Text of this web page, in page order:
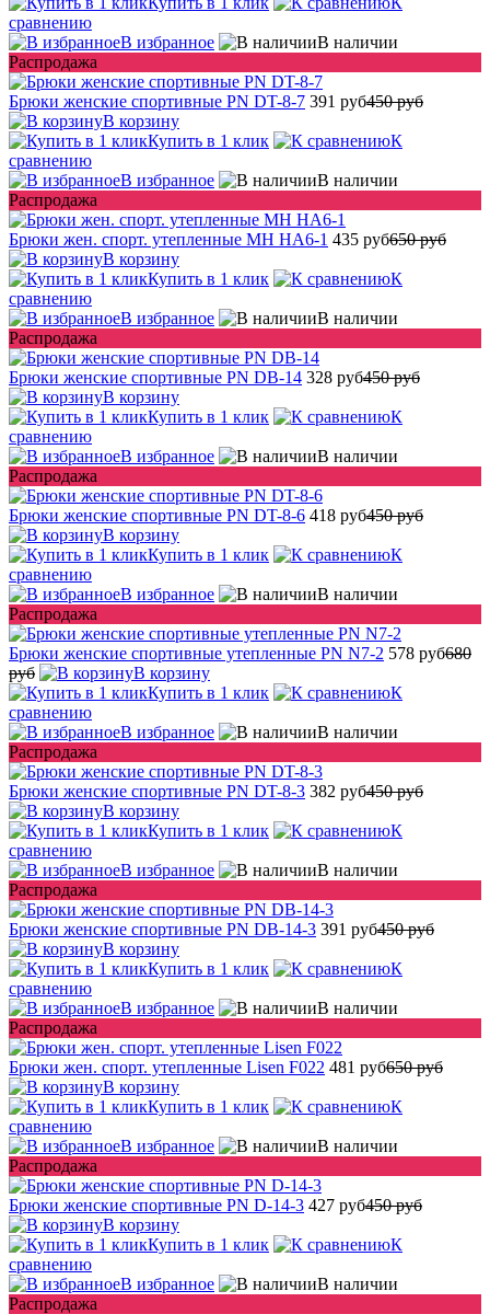
сравнению
В избранное
В наличии
Распродажа
Брюки женские спортивные PN DT-8-7 391 руб450 руб
В корзину
Купить в 1 клик
К
сравнению
В избранное
В наличии
Распродажа
Брюки жен. спорт. утепленные MH HA6-1 435 руб650 руб
В корзину
Купить в 1 клик
К
сравнению
В избранное
В наличии
Распродажа
Брюки женские спортивные PN DB-14 328 руб450 руб
В корзину
Купить в 1 клик
К
сравнению
В избранное
В наличии
Распродажа
Брюки женские спортивные PN DT-8-6 418 руб450 руб
В корзину
Купить в 1 клик
К
сравнению
В избранное
В наличии
Распродажа
Брюки женские спортивные утепленные PN N7-2 578 руб680
руб
В корзину
Купить в 1 клик
К
сравнению
В избранное
В наличии
Распродажа
Брюки женские спортивные PN DT-8-3 382 руб450 руб
В корзину
Купить в 1 клик
К
сравнению
В избранное
В наличии
Распродажа
Брюки женские спортивные PN DB-14-3 391 руб450 руб
В корзину
Купить в 1 клик
К
сравнению
В избранное
В наличии
Распродажа
Брюки жен. спорт. утепленные Lisen F022 481 руб650 руб
В корзину
Купить в 1 клик
К
сравнению
В избранное
В наличии
Распродажа
Брюки женские спортивные PN D-14-3 427 руб450 руб
В корзину
Купить в 1 клик
К
сравнению
В избранное
В наличии
Распродажа